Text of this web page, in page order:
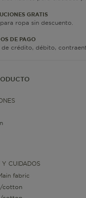
GRATIS
ropa sin descuento.
DE PAGO
de crédito, débito,
Y CUIDADOS
fabric
cotton